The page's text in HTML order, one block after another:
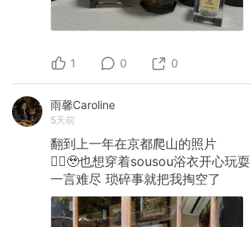
1 0 0
雨馨Caroline
5天前
翻到上一年在京都爬山的照片
🙂‍↔️🥹也想穿着sousou浴衣开心玩耍
一言难尽 琐碎事就把我掏空了